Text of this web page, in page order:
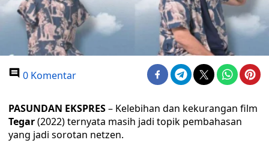
0 Komentar
PASUNDAN EKSPRES– Kelebihan dan kekurangan film
Tegar(2022) ternyata masih jadi topik pembahasan
yang jadi sorotan netzen.